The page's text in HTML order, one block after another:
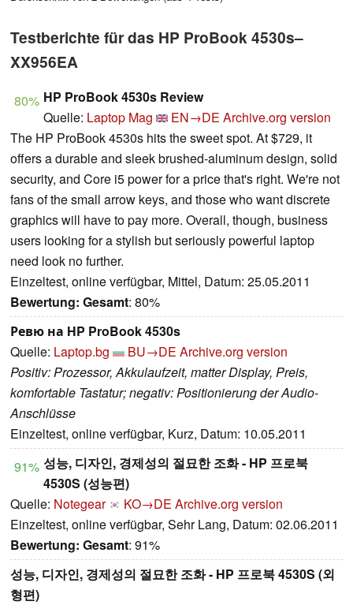
Testberichte für das HP ProBook 4530s–
XX956EA
80% HP ProBook 4530s Review
Quelle: Laptop Mag EN→DE Archive.org version
The HP ProBook 4530s hits the sweet spot. At $729, it
offers a durable and sleek brushed-aluminum design, solid
security, and Core i5 power for a price that's right. We're not
fans of the small arrow keys, and those who want discrete
graphics will have to pay more. Overall, though, business
users looking for a stylish but seriously powerful laptop
need look no further.
Einzeltest, online verfügbar, Mittel, Datum: 25.05.2011
Bewertung: Gesamt: 80%
Ревю на HP ProBook 4530s
Quelle: Laptop.bg BU→DE Archive.org version
Positiv: Prozessor, Akkulaufzeit, matter Display, Preis,
komfortable Tastatur; negativ: Positionierung der Audio-
Anschlüsse
Einzeltest, online verfügbar, Kurz, Datum: 10.05.2011
91% 성능, 디자인, 경제성의 절묘한 조화 - HP 프로북
4530S (성능편)
Quelle: Notegear KO→DE Archive.org version
Einzeltest, online verfügbar, Sehr Lang, Datum: 02.06.2011
Bewertung: Gesamt: 91%
성능, 디자인, 경제성의 절묘한 조화 - HP 프로북 4530S (외
형편)